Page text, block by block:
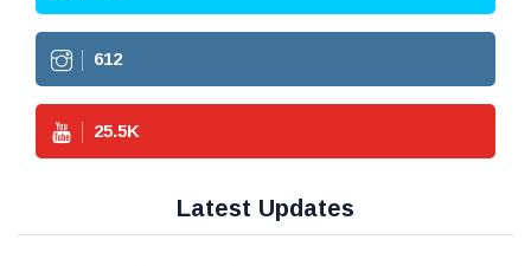
612
25.5K
Latest Updates